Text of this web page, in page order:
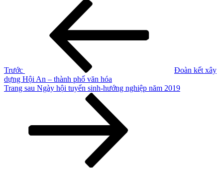
Trước
Đoàn kết xây
dựng Hội An – thành phố văn hóa
Bài
Trang sau Ngày hội tuyển sinh-hướng nghiệp năm 2019